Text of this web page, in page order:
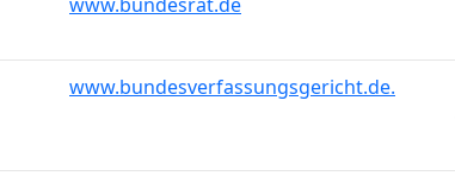
www.bundesverfassungsgericht.de.